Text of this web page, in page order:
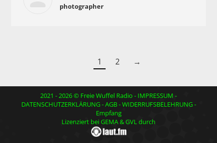
photographer
1 2 →
2021 - 2026 © Freie Wuffel Radio - IMPRESSUM -
DATENSCHUTZERKLÄRUNG-AGB-WIDERRUFSBELEHRUNG-
Empfang
Lizenziert bei GEMA & GVL durch